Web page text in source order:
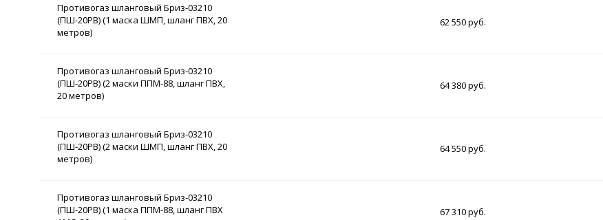
Противогаз шланговый Бриз-03210
(ПШ-20РВ) (1 маска ШМП, шланг ПВХ, 20
метров)
62 550 руб.
Противогаз шланговый Бриз-03210
(ПШ-20РВ) (2 маски ППМ-88, шланг ПВХ,
20 метров)
64 380 руб.
Противогаз шланговый Бриз-03210
(ПШ-20РВ) (2 маски ШМП, шланг ПВХ, 20
метров)
64 550 руб.
Противогаз шланговый Бриз-03210
(ПШ-20РВ) (1 маска ППМ-88, шланг ПВХ
67 310 руб.